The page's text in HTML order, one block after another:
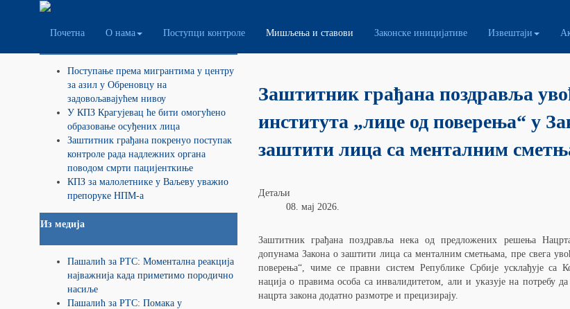
Почетна О нама Поступци контроле Мишљења и ставови Законске иницијативе Извештаји
Мишљења и ставови
Заштитник грађана поздравља
института „лице од поверења“ у
заштити лица са менталним
Детаљи
08. мај 2026.
Заштитник грађана поздравља нека од предложених решења
допунама Закона о заштити лица са менталним сметњама, пре свега
поверења“, чиме се правни систем Републике Србије усклађује са
нација о правима особа са инвалидитетом, али и указује на потребу да
нацрта закона додатно размотре и прецизирају.
Саопштења и информације
Поступање према мигрантима у центру
за азил у Обреновцу на
задовољавајућем нивоу
У КПЗ Крагујевац ће бити омогућено
образовање осуђених лица
Заштитник грађана покренуо поступак
контроле рада надлежних органа
поводом смрти пацијенткиње
КПЗ за малолетнике у Ваљеву уважио
препоруке НПМ-а
Из медија
Пашалић за РТС: Моментална реакција
најважнија када приметимо породично
насиље
Пашалић за РТС: Помака у